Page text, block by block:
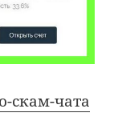
скам-чата